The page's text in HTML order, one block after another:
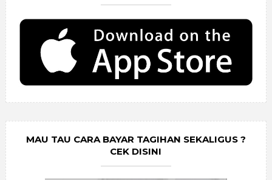
MAU TAU CARA BAYAR TAGIHAN SEKALIGUS ?
CEK DISINI